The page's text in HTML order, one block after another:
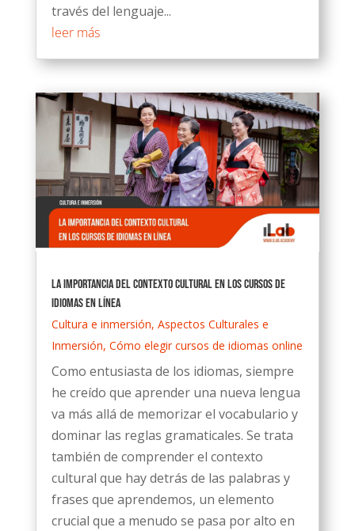
través del lenguaje...
leer más
La importancia del contexto cultural en los cursos de
idiomas en línea
Cultura e inmersión, Aspectos Culturales e
Inmersión, Cómo elegir cursos de idiomas online
Como entusiasta de los idiomas, siempre
he creído que aprender una nueva lengua
va más allá de memorizar el vocabulario y
dominar las reglas gramaticales. Se trata
también de comprender el contexto
cultural que hay detrás de las palabras y
frases que aprendemos, un elemento
crucial que a menudo se pasa por alto en